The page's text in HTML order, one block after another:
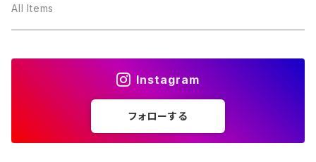
３月・アクアマリン
～10000円
All Items
Instagram
フォローする